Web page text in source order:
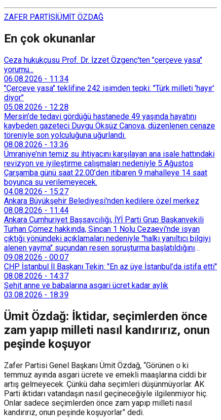
ZAFER PARTİSİÜMİT ÖZDAĞ
En çok okunanlar
Ceza hukukçusu Prof. Dr. İzzet Özgenç'ten "çerçeve yasa"
yorumu...
06.08.2026 - 11:34
"Çerçeve yasa" teklifine 242 isimden tepki: "Türk milleti 'hayır'
diyor"
05.08.2026 - 12:28
Mersin'de tedavi gördüğü hastanede 49 yaşında hayatını
kaybeden gazeteci Duygu Öksüz Canova, düzenlenen cenaze
töreniyle son yolculuğuna uğurlandı.
08.08.2026 - 13:36
Ümraniye’nin temiz su ihtiyacını karşılayan ana isale hattındaki
revizyon ve iyileştirme çalışmaları nedeniyle 5 Ağustos
Çarşamba günü saat 22.00’den itibaren 9 mahalleye 14 saat
boyunca su verilemeyecek.
04.08.2026 - 15:27
Ankara Büyükşehir Belediyesi'nden kedilere özel merkez
08.08.2026 - 11:44
Ankara Cumhuriyet Başsavcılığı, İYİ Parti Grup Başkanvekili
Turhan Çömez hakkında, Sincan 1 Nolu Cezaevi'nde isyan
çıktığı yönündeki açıklamaları nedeniyle "halkı yanıltıcı bilgiyi
alenen yayma" suçundan resen soruşturma başlatıldığını
duyurdu.
09.08.2026 - 00:07
CHP İstanbul İl Başkanı Tekin: "En az üye İstanbul’da istifa etti"
08.08.2026 - 14:37
Şehit anne ve babalarına asgari ücret kadar aylık
03.08.2026 - 18:39
Ümit Özdağ: İktidar, seçimlerden önce
zam yapıp milleti nasıl kandırırız, onun
peşinde koşuyor
Zafer Partisi Genel Başkanı Ümit Özdağ, “Görünen o ki
temmuz ayında asgari ücrete ve emekli maaşlarına ciddi bir
artış gelmeyecek. Çünkü daha seçimleri düşünmüyorlar. AK
Parti iktidarı vatandaşın nasıl geçineceğiyle ilgilenmiyor hiç.
Onlar sadece seçimlerden önce zam yapıp milleti nasıl
kandırırız, onun peşinde koşuyorlar” dedi.